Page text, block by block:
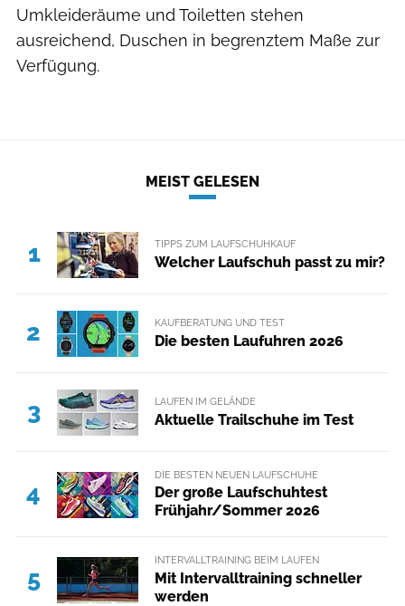
Umkleideräume und Toiletten stehen
ausreichend, Duschen in begrenztem Maße zur
Verfügung.
MEIST GELESEN
1 TIPPS ZUM LAUFSCHUHKAUF
Welcher Laufschuh passt zu mir?
2 KAUFBERATUNG UND TEST
Die besten Laufuhren 2026
3 LAUFEN IM GELÄNDE
Aktuelle Trailschuhe im Test
4
DIE BESTEN NEUEN LAUFSCHUHE
Der große Laufschuhtest
Frühjahr/Sommer 2026
5
INTERVALLTRAINING BEIM LAUFEN
Mit Intervalltraining schneller
werden